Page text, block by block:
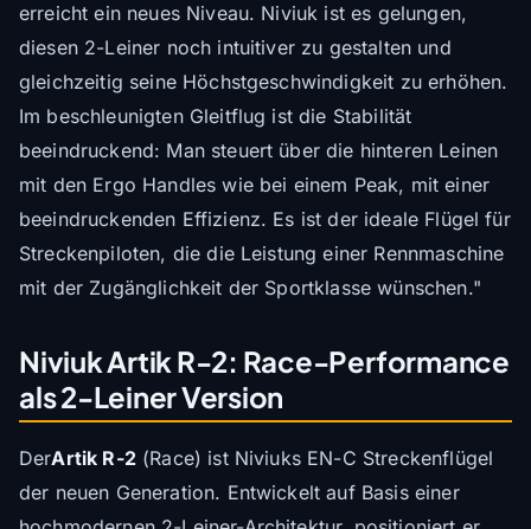
erreicht ein neues Niveau. Niviuk ist es gelungen,
diesen 2-Leiner noch intuitiver zu gestalten und
gleichzeitig seine Höchstgeschwindigkeit zu erhöhen.
Im beschleunigten Gleitflug ist die Stabilität
beeindruckend: Man steuert über die hinteren Leinen
mit den Ergo Handles wie bei einem Peak, mit einer
beeindruckenden Effizienz. Es ist der ideale Flügel für
Streckenpiloten, die die Leistung einer Rennmaschine
mit der Zugänglichkeit der Sportklasse wünschen."
Niviuk Artik R-2: Race-Performance
als 2-Leiner Version
DerArtik R-2(Race) ist Niviuks EN-C Streckenflügel
der neuen Generation. Entwickelt auf Basis einer